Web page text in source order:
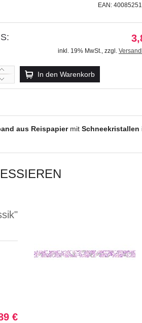
EAN:
inkl. 19% MwSt., zzgl.
In den Warenkorb
Versandkosten
aus Reispapiermit Schneekristallen
€